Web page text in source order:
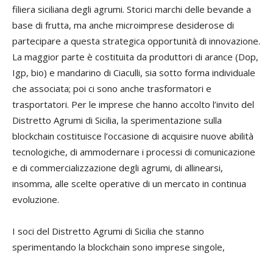
filiera siciliana degli agrumi. Storici marchi delle bevande a
base di frutta, ma anche microimprese desiderose di
partecipare a questa strategica opportunità di innovazione.
La maggior parte è costituita da produttori di arance (Dop,
Igp, bio) e mandarino di Ciaculli, sia sotto forma individuale
che associata; poi ci sono anche trasformatori e
trasportatori. Per le imprese che hanno accolto l’invito del
Distretto Agrumi di Sicilia, la sperimentazione sulla
blockchain costituisce l’occasione di acquisire nuove abilità
tecnologiche, di ammodernare i processi di comunicazione
e di commercializzazione degli agrumi, di allinearsi,
insomma, alle scelte operative di un mercato in continua
evoluzione.
I soci del Distretto Agrumi di Sicilia che stanno
sperimentando la blockchain sono imprese singole,